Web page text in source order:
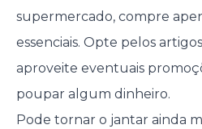
supermercado, compre
essenciais. Opte pelos
aproveite eventuais
poupar algum dinheiro.
Pode tornar o jantar ainda